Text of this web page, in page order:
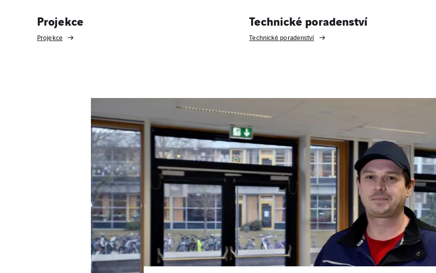
Projekce
Projekce
Technické poradenství
Technické poradenství